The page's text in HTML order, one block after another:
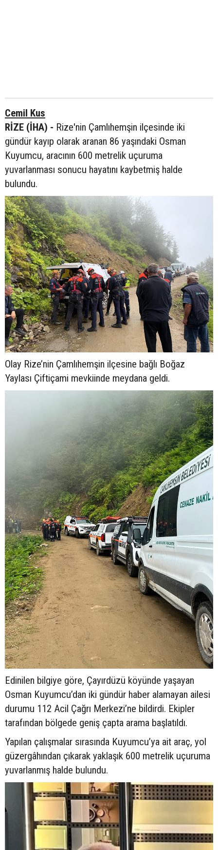
Cemil Kus
RİZE (İHA) - Rize'nin Çamlıhemşin ilçesinde iki
gündür kayıp olarak aranan 86 yaşındaki Osman
Kuyumcu, aracının 600 metrelik uçuruma
yuvarlanması sonucu hayatını kaybetmiş halde
bulundu.
Olay Rize’nin Çamlıhemşin ilçesine bağlı Boğaz
Yaylası Çiftiçami mevkiinde meydana geldi.
Edinilen bilgiye göre, Çayırdüzü köyünde yaşayan
Osman Kuyumcu’dan iki gündür haber alamayan ailesi
durumu 112 Acil Çağrı Merkezi’ne bildirdi. Ekipler
tarafından bölgede geniş çapta arama başlatıldı.
Yapılan çalışmalar sırasında Kuyumcu’ya ait araç, yol
güzergâhından çıkarak yaklaşık 600 metrelik uçuruma
yuvarlanmış halde bulundu.